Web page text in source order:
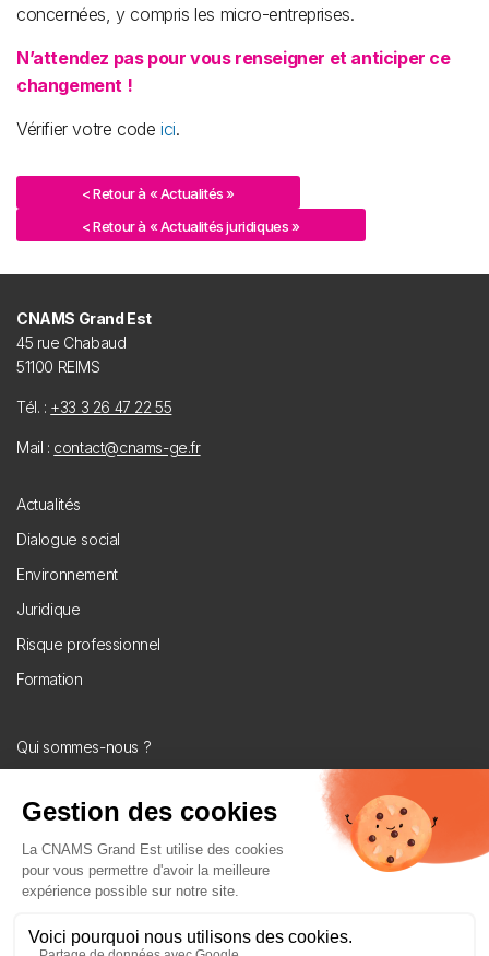
concernées, y compris les micro-entreprises.
N’attendez pas pour vous renseigner et anticiper ce
changement !
Vérifier votre code ici.
< Retour à « Actualités »
< Retour à « Actualités juridiques »
CNAMS Grand Est
45 rue Chabaud
51100 REIMS
Tél. : +33 3 26 47 22 55
Mail : contact@cnams-ge.fr
Footer
Actualités
Dialogue social
Environnement
Juridique
Risque professionnel
Formation
Menu
Qui sommes-nous ?
U2P Grand Est
Fiches métiers